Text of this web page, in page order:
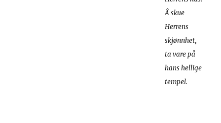
Å skue
Herrens
skjønnhet,
ta vare på
hans hellige
tempel.